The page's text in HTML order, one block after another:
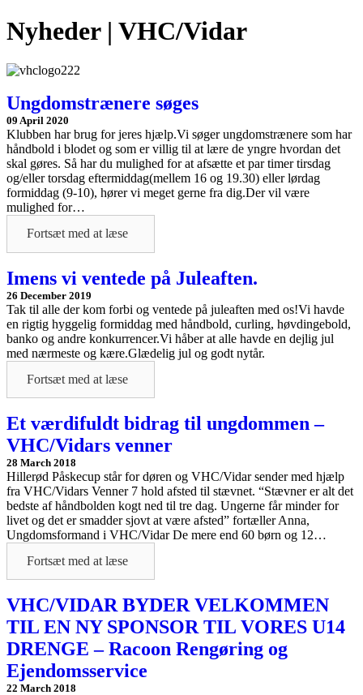
Nyheder | VHC/Vidar
Ungdomstrænere søges
09 April 2020
Klubben har brug for jeres hjælp.Vi søger ungdomstrænere som har
håndbold i blodet og som er villig til at lære de yngre hvordan det
skal gøres. Så har du mulighed for at afsætte et par timer tirsdag
og/eller torsdag eftermiddag(mellem 16 og 19.30) eller lørdag
formiddag (9-10), hører vi meget gerne fra dig.Der vil være
mulighed for…
Fortsæt med at læse
Imens vi ventede på Juleaften.
26 December 2019
Tak til alle der kom forbi og ventede på juleaften med os!Vi havde
en rigtig hyggelig formiddag med håndbold, curling, høvdingebold,
banko og andre konkurrencer.Vi håber at alle havde en dejlig jul
med nærmeste og kære.Glædelig jul og godt nytår.
Fortsæt med at læse
Et værdifuldt bidrag til ungdommen –
VHC/Vidars venner
28 March 2018
Hillerød Påskecup står for døren og VHC/Vidar sender med hjælp
fra VHC/Vidars Venner 7 hold afsted til stævnet. “Stævner er alt det
bedste af håndbolden kogt ned til tre dag. Ungerne får minder for
livet og det er smadder sjovt at være afsted” fortæller Anna,
Ungdomsformand i VHC/Vidar De mere end 60 børn og 12…
Fortsæt med at læse
VHC/VIDAR BYDER VELKOMMEN
TIL EN NY SPONSOR TIL VORES U14
DRENGE – Racoon Rengøring og
Ejendomsservice
22 March 2018